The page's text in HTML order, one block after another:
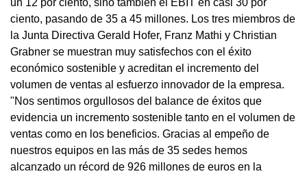
un 12 por ciento, sino también el EBIT en casi 30 por
ciento, pasando de 35 a 45 millones. Los tres miembros de
la Junta Directiva Gerald Hofer, Franz Mathi y Christian
Grabner se muestran muy satisfechos con el éxito
económico sostenible y acreditan el incremento del
volumen de ventas al esfuerzo innovador de la empresa.
"Nos sentimos orgullosos del balance de éxitos que
evidencia un incremento sostenible tanto en el volumen de
ventas como en los beneficios. Gracias al empeño de
nuestros equipos en las más de 35 sedes hemos
alcanzado un récord de 926 millones de euros en la